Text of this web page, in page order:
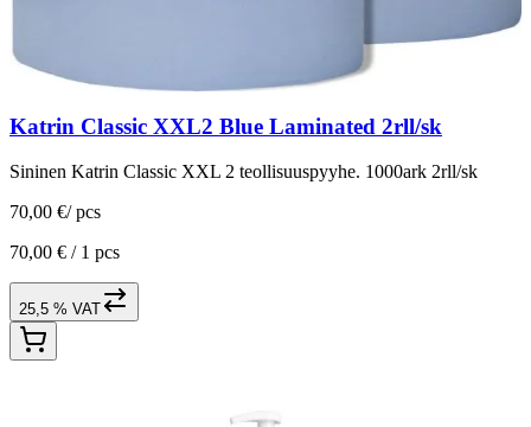
Katrin Classic XXL2 Blue Laminated 2rll/sk
Sininen Katrin Classic XXL 2 teollisuuspyyhe. 1000ark 2rll/sk
70,00 €/ pcs
70,00 € / 1 pcs
25,5 % VAT